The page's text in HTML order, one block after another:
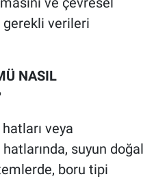
verileri
NASIL
veya
hatlarında, suyun doğal
boru tipi